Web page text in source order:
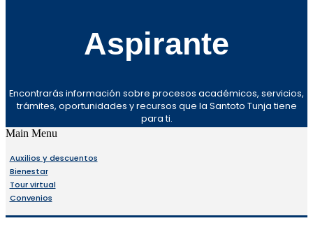
Aspirante
Encontrarás información sobre procesos académicos, servicios,
trámites, oportunidades y recursos que la Santoto Tunja tiene
para ti.
Main Menu
Auxilios y descuentos
Bienestar
Tour virtual
Convenios